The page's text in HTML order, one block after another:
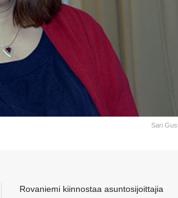
Sari
Rovaniemi kiinnostaa asuntosijoittajia